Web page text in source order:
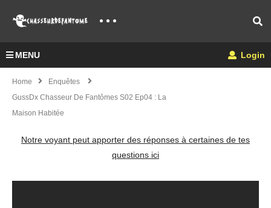
MENU Login
Home
Enquêtes
GussDx Chasseur De Fantômes S02 Ep04 : La
Maison Habitée
Notre voyant peut apporter des réponses à certaines de tes
questions ici